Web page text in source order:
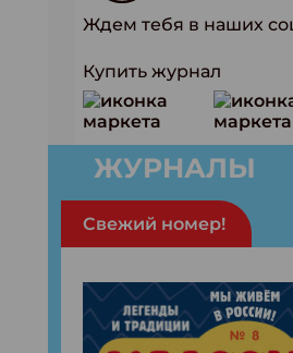
Ждем тебя в наших
Купить журнал
ЖУРНАЛЫ
Свежий номер!